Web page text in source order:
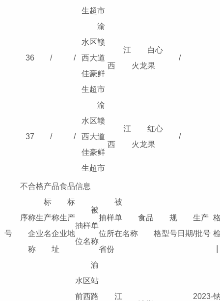
生超市
36 / /
渝
水区赣
西大道
佳豪鲜
生超市
江
西
白心
火龙果
/
37 / /
渝
水区赣
西大道
佳豪鲜
生超市
江
西
红心
火龙果
/
不合格产品食品信息
序
号
标
称生产
企业名
称
标
称生产
企业地
址
被
抽样单
位名称
被
抽样单
位所在
省份
食品
名称
规
格型号
生产
日期/批号
渝
水区站
前西路
江
2023-